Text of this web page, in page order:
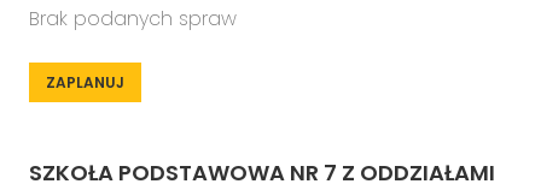
Brak podanych spraw
ZAPLANUJ
SZKOŁA PODSTAWOWA NR 7 Z ODDZIAŁAMI